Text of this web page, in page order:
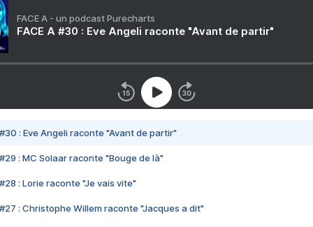
FACE A - un podcast Purecharts
FACE A #30 : Eve Angeli raconte "Avant de partir"
#30 : Eve Angeli raconte "Avant de partir"
#29 : MC Solaar raconte "Bouge de là"
#28 : Lorie raconte "Je vais vite"
#27 : Christophe Willem raconte "Jacques a dit"